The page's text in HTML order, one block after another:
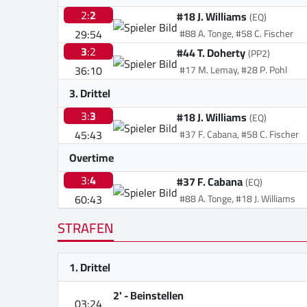
2:2
29:54
#18 J. Williams(EQ)
#88 A. Tonge, #58 C. Fischer
3:2
36:10
#44 T. Doherty(PP2)
#17 M. Lemay, #28 P. Pohl
3. Drittel
3:3
45:43
#18 J. Williams(EQ)
#37 F. Cabana, #58 C. Fischer
Overtime
3:4
60:43
#37 F. Cabana(EQ)
#88 A. Tonge, #18 J. Williams
STRAFEN
1. Drittel
2' -Beinstellen